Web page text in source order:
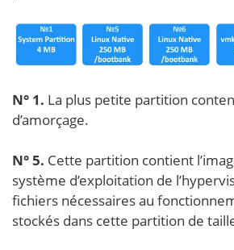
N° 1. La plus petite partition
d’amorçage.
N° 5. Cette partition contient
système d’exploitation de
fichiers nécessaires au
stockés dans cette partition de